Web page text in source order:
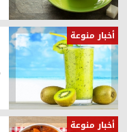
أخبار منوعة
أخبار منوعة